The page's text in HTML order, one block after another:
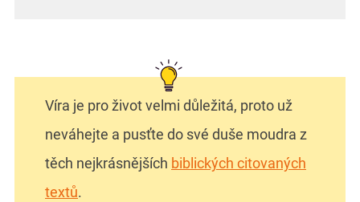
Víra je pro život velmi důležitá, proto už
neváhejte a pusťte do své duše moudra z
těch nejkrásnějších biblických citovaných
textů.